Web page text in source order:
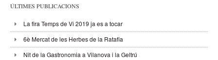
ÚLTIMES PUBLICACIONS
La fira Temps de Vi 2019 ja es a tocar
6è Mercat de les Herbes de la Ratafia
Nit de la Gastronomia a Vilanova i la Geltrú